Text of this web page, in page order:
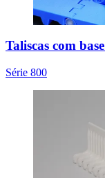
Taliscas com
Série 800